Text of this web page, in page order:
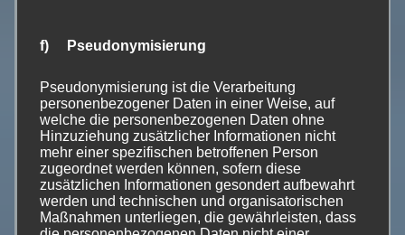
nachhaltige und tendenziell naturzerstörerische
darf („perverse subsidies“). Der Steuerzahler bringt
hierfür kein Verständnis mehr auf. Die „Erste Säule“ soll
in vollem Umfang in ein Honorierungssystem für
nachprüfbare ökologische Leistungen der Landwirte
umgewandelt werden. Diese Förderungen können dann
trotz zu erwartender Kürzungen im EU-Haushalt wegen
des Brexit gut ausgestattet werden.Insgesamt sollen
f) Pseudonymisierung
Pseudonymisierung ist die Verarbeitung
personenbezogener Daten in einer Weise, auf
welche die personenbezogenen Daten ohne
Hinzuziehung zusätzlicher Informationen nicht
mehr einer spezifischen betroffenen Person
zugeordnet werden können, sofern diese
zusätzlichen Informationen gesondert aufbewahrt
werden und technischen und organisatorischen
Maßnahmen unterliegen, die gewährleisten, dass